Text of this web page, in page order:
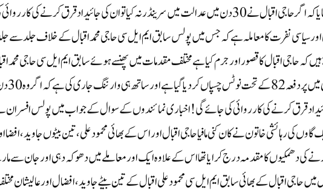
تحت قرقی کا نوٹس چسپاں کر دیا ایس ایس پی نے بتایا کہ اگر حاجی اقبال نے 30 دن میں عدالت میں سرینڈر نہ کیا تو ان کی جائیداد قرق کرنے کی
سیاسی نفرت کا معاملہ ہے کہ جس میں پولس سابق ایم ایل سی حاجی محمد اقبال کے خلاف جلد سے
کہ حاجی اقبال کا قصور اور جرم کیا ہے مختلف مقدمات میں پھنسے ہوئے سابق ایم ایل سی حاجی محمد
کی مرزاپور میں واقع رہائی گاہ اور گلوگل
قرق کرنے کی کارروائی کی جائے گی! اخبار ی نمائندوں کے سوال کے جواب میں پولس افسران
گاوں کی رہائشی خاتون نے کان کنی مافیا حاجی اقبال اور اس کے بھائی محمود علی، تین بیٹوں جاوید، افضا
کی دھمکیوں کا مقدمہ درج کرایا تھا اس کے علاوہ ایک اور معاملے میں دھوکہ دہی اور جان سے
حاجی اقبال کے بھائی سابق ایم ایل سی محمود علی اقبال کے تین بیٹے جاوید، افضال اور عالیشان